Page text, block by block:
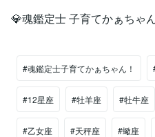
💎魂鑑定士 子育てかぁちゃ
#魂鑑定士子育てかぁちゃん！
#12星座 #牡羊座 #牡牛座
#乙女座 #天秤座 #蠍座